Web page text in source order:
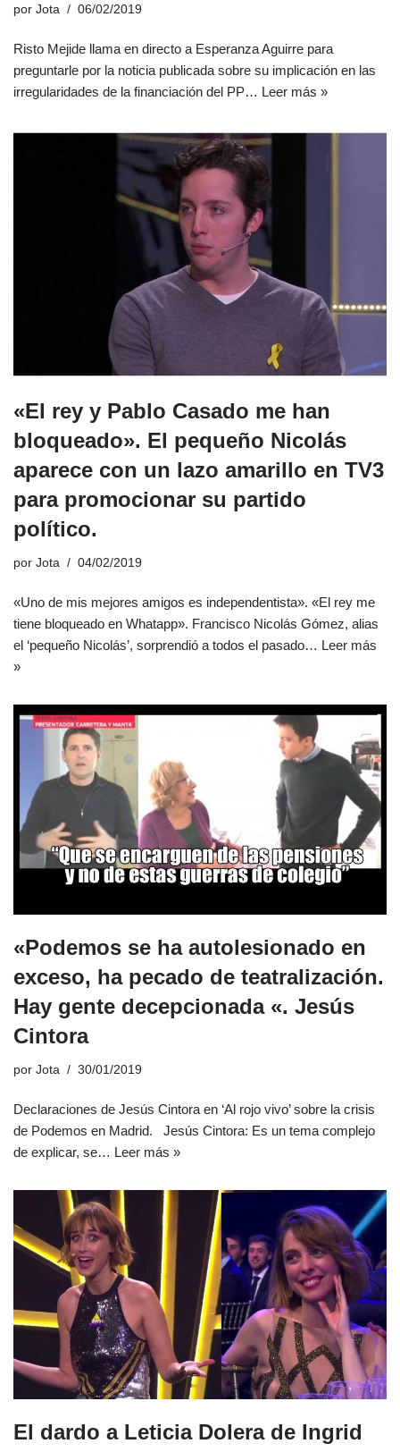
por Jota 06/02/2019
Risto Mejide llama en directo a Esperanza Aguirre para
preguntarle por la noticia publicada sobre su implicación en las
irregularidades de la financiación del PP… Leer más »
«El rey y Pablo Casado me han
bloqueado». El pequeño Nicolás
aparece con un lazo amarillo en TV3
para promocionar su partido
político.
por Jota 04/02/2019
«Uno de mis mejores amigos es independentista». «El rey me
tiene bloqueado en Whatapp». Francisco Nicolás Gómez, alias
el ‘pequeño Nicolás’, sorprendió a todos el pasado… Leer más
»
«Podemos se ha autolesionado en
exceso, ha pecado de teatralización.
Hay gente decepcionada «. Jesús
Cintora
por Jota 30/01/2019
Declaraciones de Jesús Cintora en ‘Al rojo vivo’ sobre la crisis
de Podemos en Madrid. Jesús Cintora: Es un tema complejo
de explicar, se… Leer más »
El dardo a Leticia Dolera de Ingrid